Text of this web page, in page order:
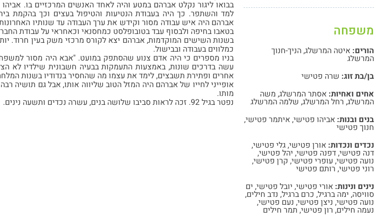
משפחה
הורים: איטה המרשלג,הניך-חנוך
המרשלג
בן/בת זוג: שרה פטישי
אחים ואחיות: אסתר המרשלג, משה
המרשלג, רחל המרשלג, שלמה המרשלג
בנים ובנות: אביהו פטישי,איתמר פטישי,
חנוך פטישי
נכדים ונכדות: אורן פטישי,גלי פטישי,
דנה פטישי,דפנה פטישי, יהל פטישי,
נועה פטישי, עופרי פטישי, קרן פטישי,
רוני פטישי, רותם פטישי
נינים ונינות: אורי פטישי, יובל פטישי, ים
סוויסה, ימה ברגיל, כרם ברגיל, נדב חילים,
נועה פטישי, ניצן פטישי, נעם פטישי,
נעמה חילים, רון פטישי, תמר חילים
בבואו ליגור נקלט אברהם במטע והיה לאחד האנשים המרכזיים בו.
למד והשתפר. כך היה בעבודת הנטיעות והטיפול בעצים וכך בהקמת
אברהם היה איש עבודה מסור וקידש את ערך העבודה עד שנותיו
בטאבו בחיפה ולבסוף עבד בטובופלסט כמחסנאי וכאחראי על עבודת החברים
בשנות השישים המוקדמות, אברהם יצא לקורס מרכזי משק בעין חרוד.
כמלווים בעבודה ובבישול.
בניו מספרים כי היה אדם צנוע שהסתפק במועט. "אבא היה מסור
עשה בדרכים שונות, באמצעות התעמקות בבעיה חשבונית שילדיו לא
אחרים ופתירת תשבצים, לימד את עצמו מה שהחסיר בנדודיו בשנות
אופייני לחייו של אברהם היה המזל הטוב שליווה אותו, אבל גם תושיה
מותו.
נפטר בגיל 92. זכה לראות סביבו שלושה בנים, עשרה נכדים ותשעה נינים.